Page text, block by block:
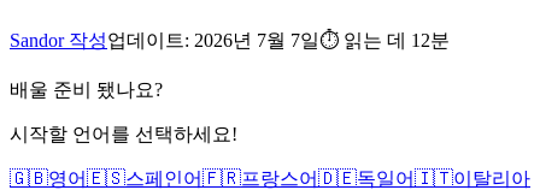
Sandor 작성업데이트: 2026년 7월 7일⏱ 읽는 데 12분
배울 준비 됐나요?
시작할 언어를 선택하세요!
🇬🇧영어🇪🇸스페인어🇫🇷프랑스어🇩🇪독일어🇮🇹이탈리아